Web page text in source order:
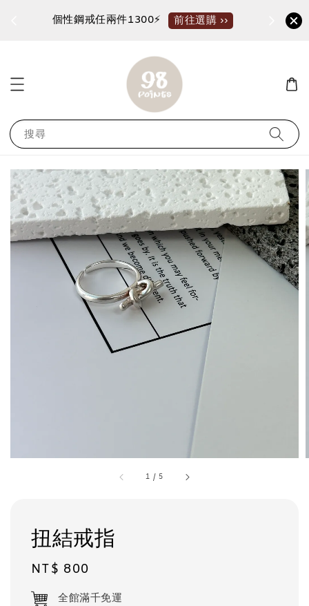
個性鋼戒任兩件1300⚡ 前往選購 ›› 加
搜尋
1 /5
扭結戒指
Regular
price
NT$ 800
全館滿千免運